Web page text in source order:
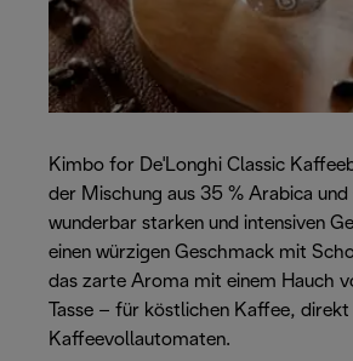
Kimbo for De'Longhi Classic
der Mischung aus 35 % Arabica
wunderbar starken und intensiven
einen würzigen Geschmack mit
das zarte Aroma mit einem Hauch
Tasse – für köstlichen Kaffee, direkt
Kaffeevollautomaten.